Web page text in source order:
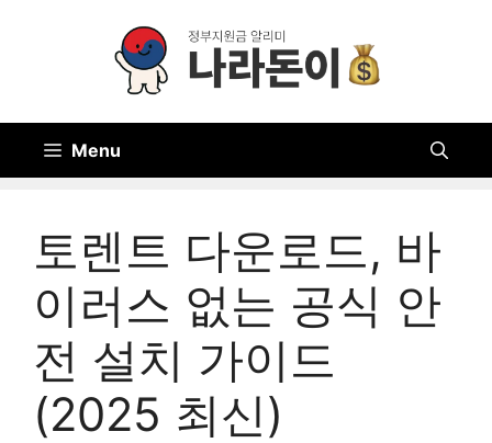
Menu
토렌트 다운로드, 바
이러스 없는 공식 안
전 설치 가이드
(2025 최신)